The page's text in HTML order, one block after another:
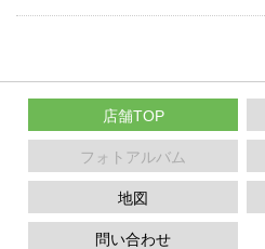
店舗TOP
フォトアルバム
地図
問い合わせ